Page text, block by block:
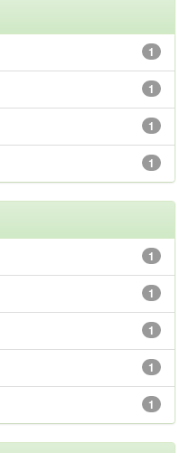
1
1
1
1
1
1
1
1
1